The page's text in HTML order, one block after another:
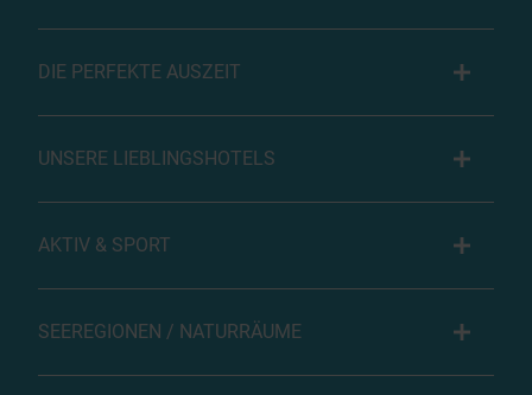
DIE PERFEKTE AUSZEIT
UNSERE LIEBLINGSHOTELS
AKTIV & SPORT
SEEREGIONEN / NATURRÄUME